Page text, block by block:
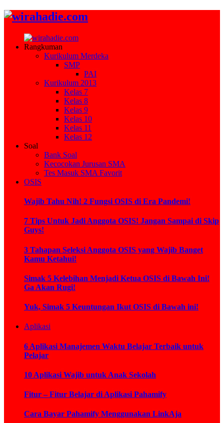
Rangkuman
Kurikulum Merdeka
SMP
PAI
Kurikulum 2013
Kelas 7
Kelas 8
Kelas 9
Kelas 10
Kelas 11
Kelas 12
Soal
Bank Soal
Kecocokan Jurusan SMA
Tes Masuk SMA Favorit
OSIS
Wajib Tahu Nih! 2 Fungsi OSIS di Era Pandemi!
7 Tips Untuk Jadi Anggota OSIS! Jangan Sampai di Skip
Guys!
3 Tahapan Seleksi Anggota OSIS yang Wajib Banget
Kamu Ketahui!
Simak 5 Kelebihan Menjadi Ketua OSIS di Bawah Ini!
Ga Akan Rugi!
Yuk, Simak 5 Keuntungan Ikut OSIS di Bawah ini!
Aplikasi
6 Aplikasi Manajemen Waktu Belajar Terbaik untuk
Pelajar
10 Aplikasi Wajib untuk Anak Sekolah
Fitur – Fitur Belajar di Aplikasi Pahamify
Cara Bayar Pahamify Menggunakan LinkAja